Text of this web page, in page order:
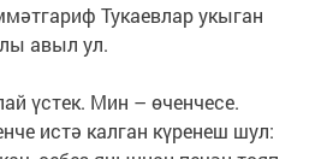
Тукаевлар укыган
авыл ул.
үстек. Мин – өченчесе.
истә калган күренеш шул: